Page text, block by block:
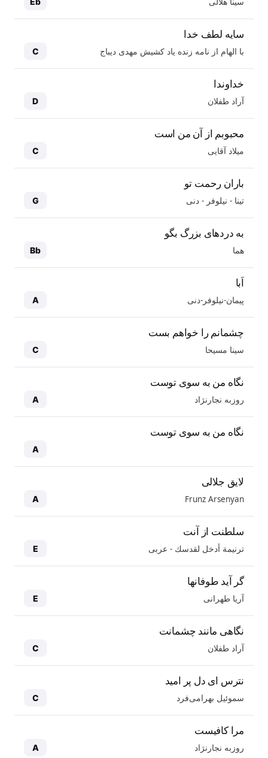
سایه لطف خدا
با الهام از نامه زنده یاد کشیش مهدی دیباج C
خداوندا
آراد طفلان D
محبوبم از آن من است
میلاد آقایی C
باران رحمت تو
تینا - نیلوفر - دنی G
به دردهای بزرگ بگو
هما Bb
اَبا
پیمان-نیلوفر-دنی A
چشمانم را خواهم بست
سینا مسیحا C
نگاه من به سوی توست
روزبه نجارنژاد A
نگاه من به سوی توست
A
لایق جلالی
Frunz Arsenyan
A
سلطنت از آنت
ترنيمة أدخل لقدسك - عربی E
گر آید طوفانها
آریا طهرانی E
نگاهی مانند چشمانت
آراد طفلان C
نترس ای دل پر امید
سموئیل بهرامی‌فرد C
مرا کافیست
روزبه نجارنژاد A